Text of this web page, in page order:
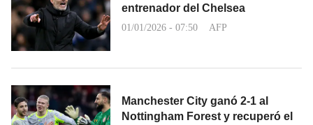
entrenador del Chelsea
01/01/2026 - 07:50 AFP
Manchester City ganó 2-1 al
Nottingham Forest y recuperó el